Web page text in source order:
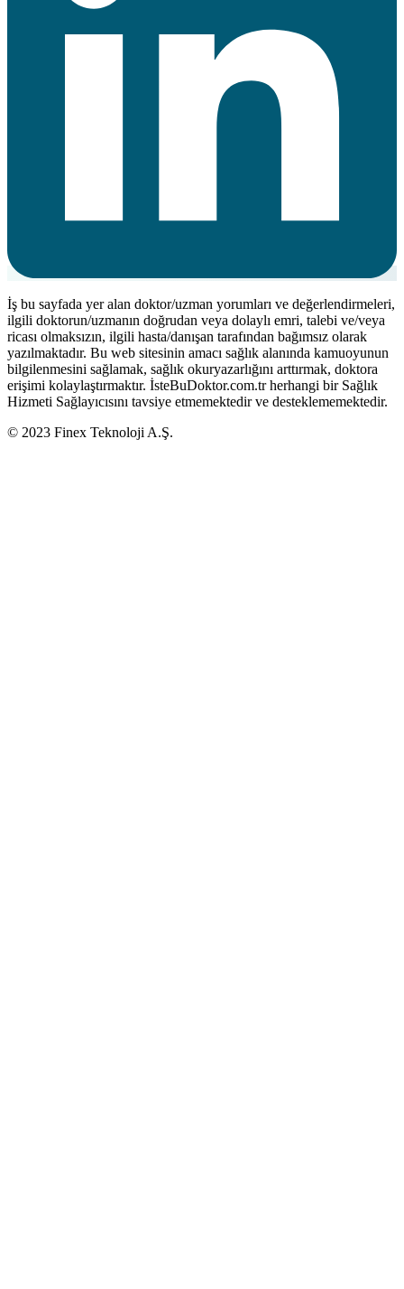
İş bu sayfada yer alan doktor/uzman yorumları ve değerlendirmeleri,
ilgili doktorun/uzmanın doğrudan veya dolaylı emri, talebi ve/veya
ricası olmaksızın, ilgili hasta/danışan tarafından bağımsız olarak
yazılmaktadır. Bu web sitesinin amacı sağlık alanında kamuoyunun
bilgilenmesini sağlamak, sağlık okuryazarlığını arttırmak, doktora
erişimi kolaylaştırmaktır. İsteBuDoktor.com.tr herhangi bir Sağlık
Hizmeti Sağlayıcısını tavsiye etmemektedir ve desteklememektedir.
© 2023 Finex Teknoloji A.Ş.